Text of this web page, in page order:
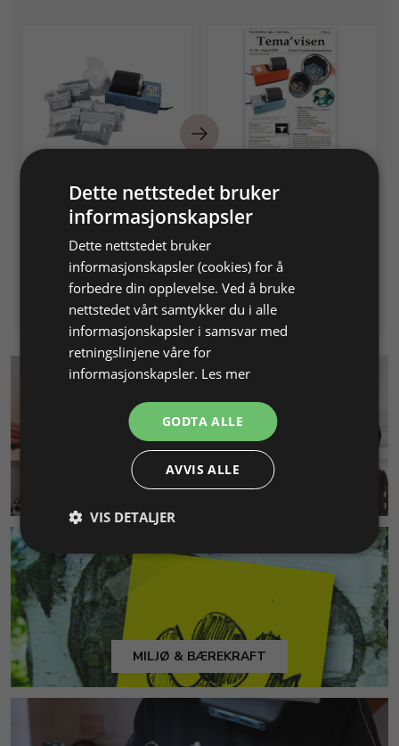
trommelesliper,
trommelpoler 1x1,0 kg
Til slipning af stein i
trommelsliper
Varenr. 130008
Info
Tema: Tromlepolermaskinen
Info
KUNDESERVICE
MILJØ & BÆREKRAFT
Dette nettstedet bruker
informasjonskapsler
Dette nettstedet bruker
informasjonskapsler (cookies) for å
forbedre din opplevelse. Ved å bruke
nettstedet vårt samtykker du i alle
informasjonskapsler i samsvar med
retningslinjene våre for
informasjonskapsler. Les mer
GODTA ALLE
AVVIS ALLE
VIS DETALJER